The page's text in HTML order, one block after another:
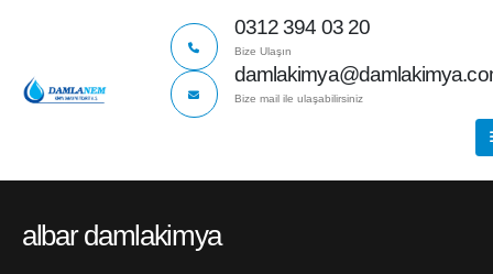
0312 394 03 20
Bize Ulaşın
Bize mail ile ulaşabilirsiniz
albar damlakimya